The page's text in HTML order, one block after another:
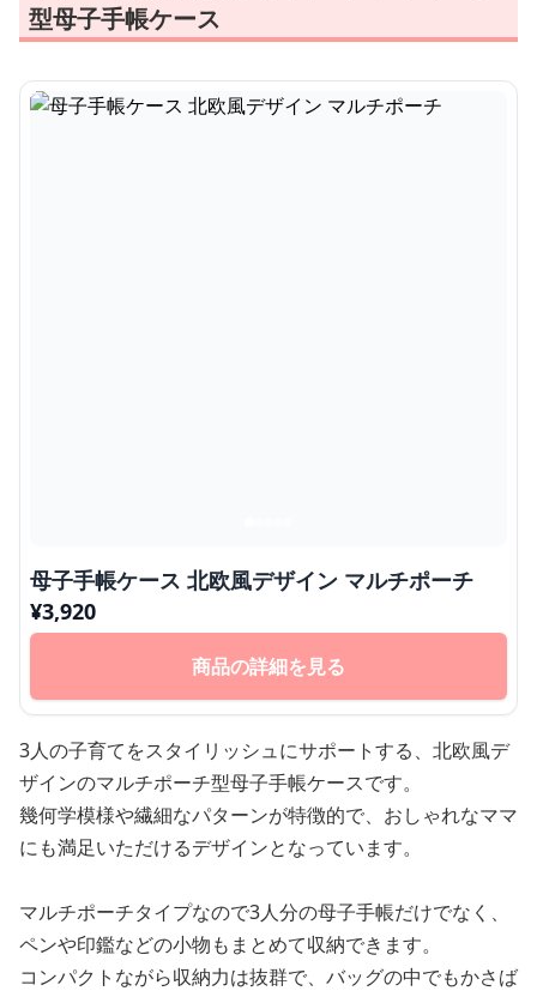
型母子手帳ケース
母子手帳ケース 北欧風デザイン マルチポーチ
¥3,920
商品の詳細を見る
3人の子育てをスタイリッシュにサポートする、北欧風デ
ザインのマルチポーチ型母子手帳ケースです。
幾何学模様や繊細なパターンが特徴的で、おしゃれなママ
にも満足いただけるデザインとなっています。
マルチポーチタイプなので3人分の母子手帳だけでなく、
ペンや印鑑などの小物もまとめて収納できます。
コンパクトながら収納力は抜群で、バッグの中でもかさば